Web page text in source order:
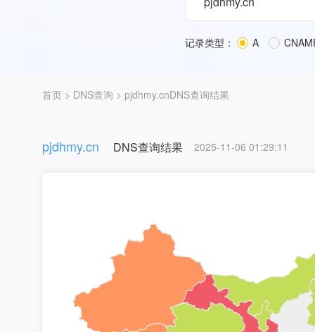
记录类型： A
首页 > DNS查询 > pjdhmy.cnDNS查询结果
pjdhmy.cn DNS查询结果 2025-11-06 01:29:11